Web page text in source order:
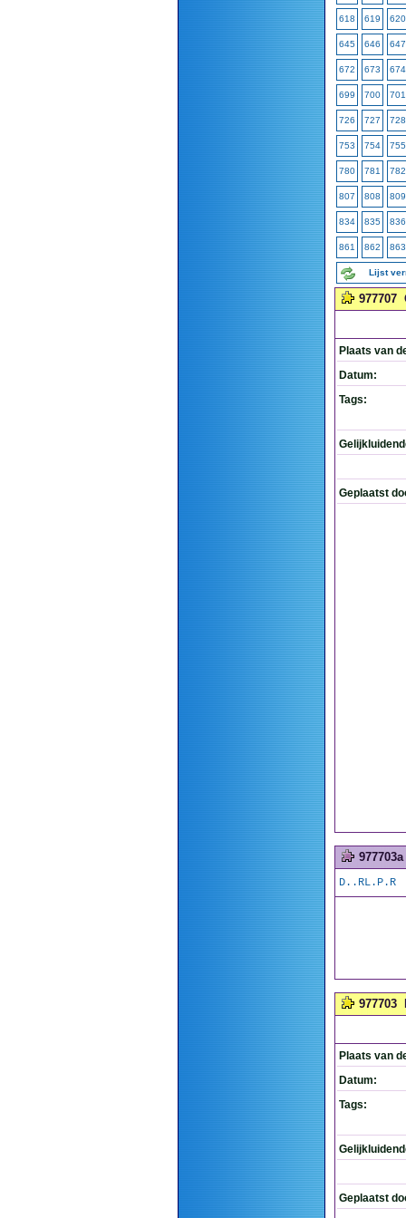
618 619 620
645 646 647
672 673 674
699 700 701
726 727 728
753 754 755
780 781 782
807 808 809
834 835 836
861 862 863
Lijst
977707
Plaats van
Datum:
Tags:
Geplaatst
977703a
D..RL.P.R
977703
Plaats van
Datum:
Tags:
Geplaatst